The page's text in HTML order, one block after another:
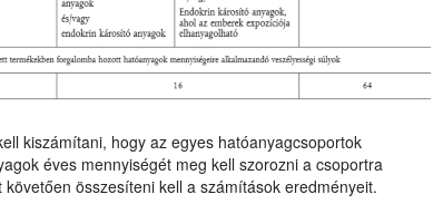
kiszámítani, hogy az egyes hatóanyagcsoportok
éves mennyiségét meg kell szorozni a csoportra
összesíteni kell a számítások eredményeit.